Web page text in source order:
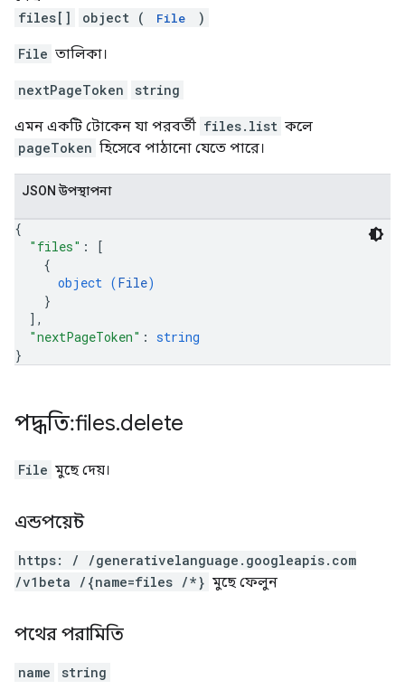
files[]
object ( File )
File তালিকা।
nextPageToken string
এমন একটি টোকেন যা পরবর্তী files.list কলে
pageToken হিসেবে পাঠানো যেতে পারে।
JSON উপস্থাপনা
{
"files" :
[
{
object (File)
}
] ,
"nextPageToken" : string
}
পদ্ধতি: files.delete
File মুছে দেয়।
এন্ডপয়েন্ট
https: / /generativelanguage.googleapis.com
/v1beta /{name=files /*} মুছে ফেলুন
পথের পরামিতি
name string